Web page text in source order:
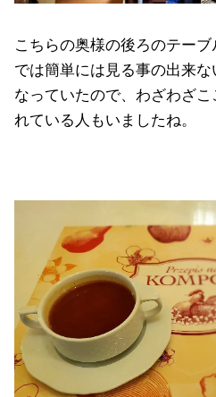
こちらの奥様の後ろのテー
では簡単には見る事の出来
なっていたので、わざわざ
れている人もいましたね。